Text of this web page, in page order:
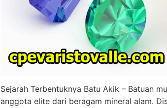
Sejarah Terbentuknya Batu Akik – Batuan
anggota elite dari beragam mineral alam.